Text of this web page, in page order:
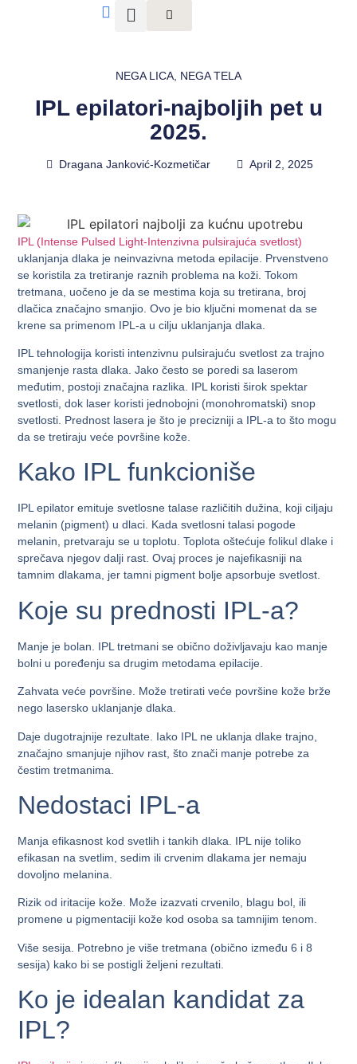
NEGA LICA NEGA TELA
IPL epilatori-najboljih pet u
2025.
Dragana Janković-Kozmetičar April 2, 2025
IPL (Intense Pulsed Light-Intenzivna pulsirajuća svetlost)
uklanjanja dlaka je neinvazivna metoda epilacije. Prvenstveno
se koristila za tretiranje raznih problema na koži. Tokom
tretmana, uočeno je da se mestima koja su tretirana, broj
dlačica značajno smanjio. Ovo je bio ključni momenat da se
krene sa primenom IPL-a u cilju uklanjanja dlaka.
IPL tehnologija koristi intenzivnu pulsirajuću svetlost za trajno
smanjenje rasta dlaka. Jako često se poredi sa laserom
međutim, postoji značajna razlika. IPL koristi širok spektar
svetlosti, dok laser koristi jednobojni (monohromatski) snop
svetlosti. Prednost lasera je što je precizniji a IPL-a to što mogu
da se tretiraju veće površine kože.
Kako IPL funkcioniše
IPL epilator emituje svetlosne talase različitih dužina, koji ciljaju
melanin (pigment) u dlaci. Kada svetlosni talasi pogode
melanin, pretvaraju se u toplotu. Toplota oštećuje folikul dlake i
sprečava njegov dalji rast. Ovaj proces je najefikasniji na
tamnim dlakama, jer tamni pigment bolje apsorbuje svetlost.
Koje su prednosti IPL-a?
Manje je bolan . IPL tretmani se obično doživljavaju kao manje
bolni u poređenju sa drugim metodama epilacije.
Zahvata veće površine. Može tretirati veće površine kože brže
nego lasersko uklanjanje dlaka.
Daje dugotrajnije rezultate. Iako IPL ne uklanja dlake trajno,
značajno smanjuje njihov rast, što znači manje potrebe za
čestim tretmanima.
Nedostaci IPL-a
Manja efikasnost kod svetlih i tankih dlaka . IPL nije toliko
efikasan na svetlim, sedim ili crvenim dlakama jer nemaju
dovoljno melanina.
Rizik od iritacije kože. Može izazvati crvenilo, blagu bol, ili
promene u pigmentaciji kože kod osoba sa tamnijim tenom.
Više sesija . Potrebno je više tretmana (obično između 6 i 8
sesija) kako bi se postigli željeni rezultati.
Ko je idealan kandidat za
IPL?